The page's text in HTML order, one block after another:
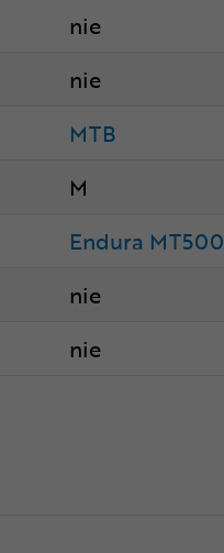
nie
nie
MTB
M
Endura MT500
nie
nie